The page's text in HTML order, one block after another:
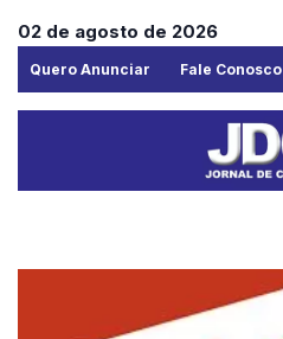
02 de agosto de 2026
Quero Anunciar Fale Conosco